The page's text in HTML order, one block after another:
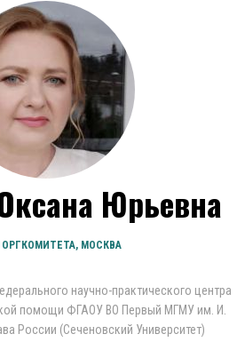
Юрьевна
МОСКВА
научно-практического центра
помощи ФГАОУ ВО Первый МГМУ им. И.
России (Сеченовский Университет)